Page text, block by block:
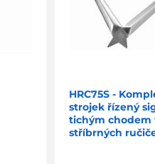
HRC75S -
strojek řízený
tichým chodem
stříbrných